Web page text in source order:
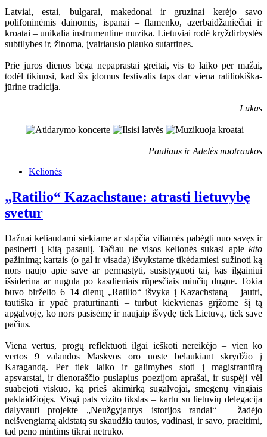
Latviai, estai, bulgarai, makedonai ir gruzinai kerėjo savo
polifoninėmis dainomis, ispanai – flamenko, azerbaidžaniečiai ir
kroatai – unikalia instrumentine muzika. Lietuviai rodė kryždirbystės
subtilybes ir, žinoma, įvairiausio plauko sutartines.
Prie jūros dienos bėga nepaprastai greitai, vis to laiko per mažai,
todėl tikiuosi, kad šis įdomus festivalis taps dar viena ratiliokiška-
jūrine tradicija.
Lukas
Pauliaus ir Adelės nuotraukos
Kelionės
„Ratilio“ Kazachstane: atrasti lietuvybę
svetur
Dažnai keliaudami siekiame ar slapčia viliamės pabėgti nuo savęs ir
pasinerti į kitą pasaulį. Tačiau ne visos kelionės sukasi apie kito
pažinimą; kartais (o gal ir visada) išvykstame tikėdamiesi sužinoti ką
nors naujo apie save ar permąstyti, susistyguoti tai, kas ilgainiui
išsiderina ar nugula po kasdieniais rūpesčiais minčių dugne. Tokia
buvo birželio 6–14 dienų „Ratilio“ išvyka į Kazachstaną – jautri,
tautiška ir ypač praturtinanti – turbūt kiekvienas grįžome šį tą
apgalvoję, ko nors pasisėmę ir naujaip išvydę tiek Lietuvą, tiek save
pačius.
Viena vertus, progų reflektuoti ilgai ieškoti nereikėjo – vien ko
vertos 9 valandos Maskvos oro uoste belaukiant skrydžio į
Karagandą. Per tiek laiko ir galimybes stoti į magistrantūrą
apsvarstai, ir dienoraščio puslapius poezijom aprašai, ir suspėji vėl
suabejoti viskuo, ką prieš akimirką sugalvojai, smegenų vingiais
paklaidžiojęs. Visgi pats vizito tikslas – kartu su lietuvių delegacija
dalyvauti projekte „Neužgyjantys istorijos randai“ – žadėjo
neišvengiamą akistatą su skaudžia tautos, vadinasi, ir savo, praeitimi,
tad peno mintims tikrai netrūko.